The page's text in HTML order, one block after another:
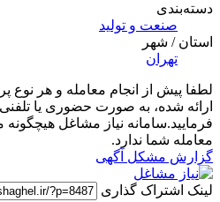
دسته‌بندی
صنعت و تولید
استان / شهر
تهران
لطفا پیش از انجام معامله و هر
ارائه شده، به صورت حضوری یا
فرمایید.سامانه نیاز مشاغل
معامله شما ندارد.
گزارش مشکل آگهی
لینک اشتراک گذاری